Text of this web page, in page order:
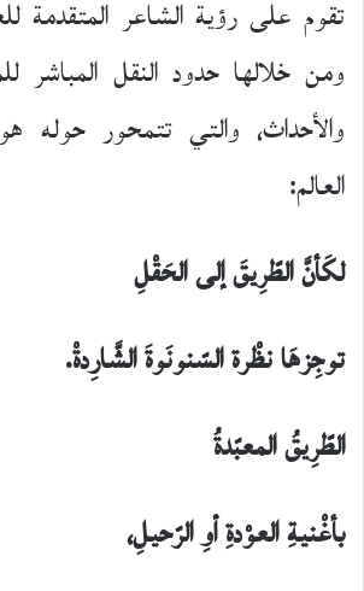
تقوم على رؤية الشاعر المتقدمة
ومن خلالها حدود النقل المباشر
والأحداث، والتي تتمحور
العالم:
لكَأنَّ الطّرِيقَ إلى الحَقْلِ
توجِزهَا نظْرة السّنونَوةَ الشَّارِدةْ.
الطّرِيقُ المعبّدةُ
بأغْنيةِ العوْدةِ أوِ الرّحيلِ،